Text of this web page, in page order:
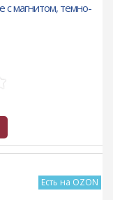
с магнитом, темно-
Есть на OZON